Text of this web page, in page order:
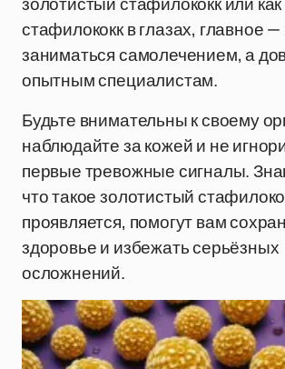
стафилококк в глазах, главное —
заниматься самолечением, а
опытным специалистам.
Будьте внимательны к своему
наблюдайте за кожей и не
первые тревожные сигналы.
что такое золотистый
проявляется, помогут вам
здоровье и избежать серьёзных
осложнений.